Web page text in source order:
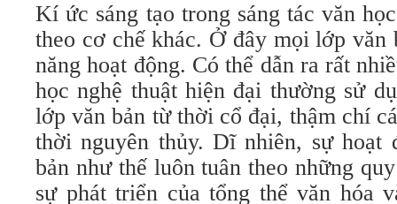
Kí ức sáng tạo trong sáng tác văn
theo cơ chế khác. Ở đây mọi lớp văn
năng hoạt động. Có thể dẫn ra rất
học nghệ thuật hiện đại thường sử
lớp văn bản từ thời cổ đại, thậm chí
thời nguyên thủy. Dĩ nhiên, sự hoạt
bản như thế luôn tuân theo những
sự phát triển của tổng thể văn hóa